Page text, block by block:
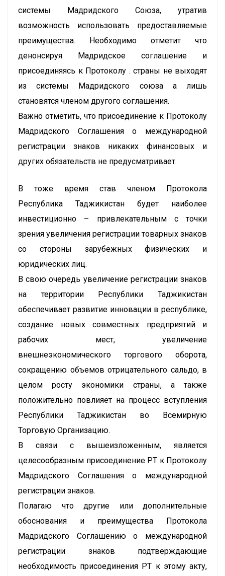
системы Мадридского Союза, утратив
возможность использовать предоставляемые
преимущества. Необходимо отметит что
денонсируя Мадридское соглашение и
присоединяясь к Протоколу . страны не выходят
из системы Мадридского союза а лишь
становятся членом другого соглашения.
Важно отметить, что присоединение к Протоколу
Мадридского Соглашения о международной
регистрации знаков никаких финансовых и
других обязательств не предусматривает.
В тоже время став членом Протокола
Республика Таджикистан будет наиболее
инвестиционно – привлекательным с точки
зрения увеличения регистрации товарных знаков
со стороны зарубежных физических и
юридических лиц.
В свою очередь увеличение регистрации знаков
на территории Республики Таджикистан
обеспечивает развитие инновации в республике,
создание новых совместных предприятий и
рабочих мест, увеличение
внешнеэкономического торгового оборота,
сокращению объемов отрицательного сальдо, в
целом росту экономики страны, а также
положительно повлияет на процесс вступления
Республики Таджикистан во Всемирную
Торговую Организацию.
В связи с вышеизложенным, является
целесообразным присоединение РТ к Протоколу
Мадридского Соглашения о международной
регистрации знаков.
Полагаю что другие или дополнительные
обоснования и преимущества Протокола
Мадридского Соглашению о международной
регистрации знаков подтверждающие
необходимость присоединения РТ к этому акту,